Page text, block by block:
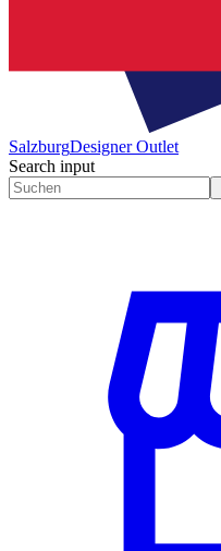
SalzburgDesigner Outlet
Search input